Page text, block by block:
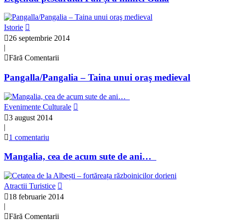
Istorie
26 septembrie 2014
|
Fără Comentarii
Pangalla/Pangalia – Taina unui oraş medieval
Evenimente Culturale
3 august 2014
|
1 comentariu
Mangalia, cea de acum sute de ani…
Atractii Turistice
18 februarie 2014
|
Fără Comentarii